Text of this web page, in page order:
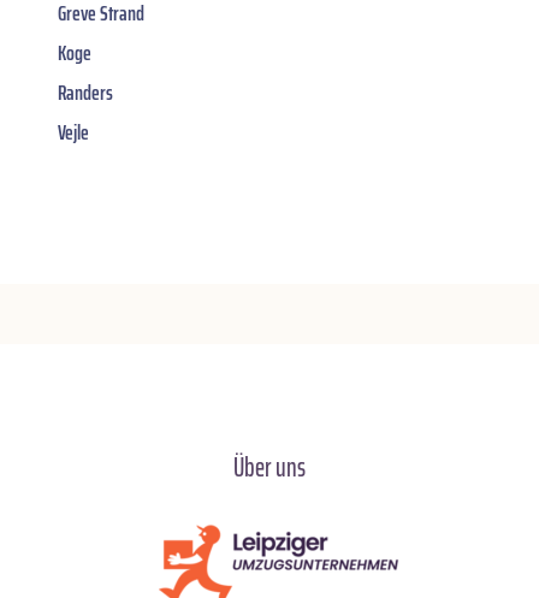
Greve Strand
Koge
Randers
Vejle
Über uns